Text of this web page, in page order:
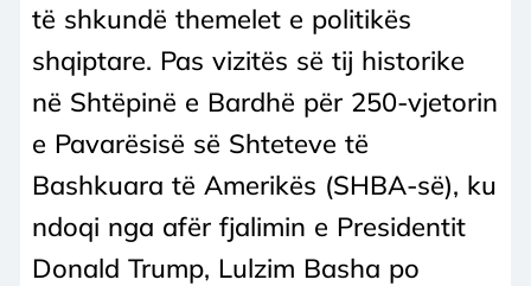
të shkundë themelet e politikës
shqiptare. Pas vizitës së tij historike
në Shtëpinë e Bardhë për 250-vjetorin
e Pavarësisë së Shteteve të
Bashkuara të Amerikës (SHBA-së), ku
ndoqi nga afër fjalimin e Presidentit
Donald Trump, Lulzim Basha po